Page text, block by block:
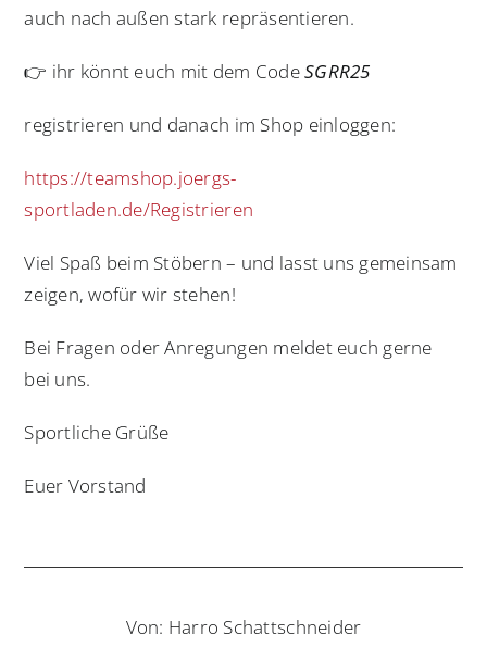
auch nach außen stark repräsentieren.
👉 ihr könnt euch mit dem CodeSGRR25
registrieren und danach im Shop einloggen:
https://teamshop.joergs-
sportladen.de/Registrieren
Viel Spaß beim Stöbern – und lasst uns gemeinsam
zeigen, wofür wir stehen!
Bei Fragen oder Anregungen meldet euch gerne
bei uns.
Sportliche Grüße
Euer Vorstand
Von: Harro Schattschneider